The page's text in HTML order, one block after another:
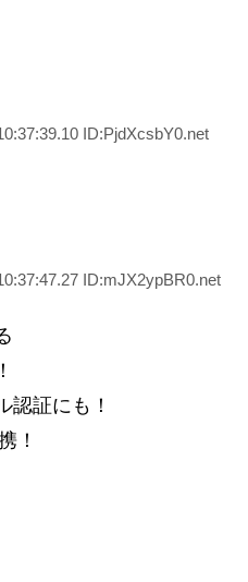
ID:PjdXcsbY0.net
ID:mJX2ypBR0.net
認証にも！
！